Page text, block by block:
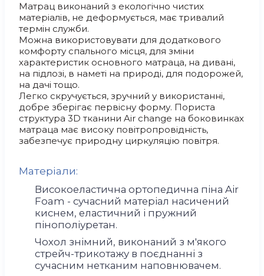
Матрац виконаний з екологічно чистих
матеріалів, не деформується, має тривалий
термін служби.
Можна використовувати для додаткового
комфорту спального місця, для зміни
характеристик основного матраца, на дивані,
на підлозі, в наметі на природі, для подорожей,
на дачі тощо.
Легко скручується, зручний у використанні,
добре зберігає первісну форму. Пориста
структура 3D тканини Air change на боковинках
матраца має високу повітропровідність,
забезпечує природну циркуляцію повітря.
Матеріали:
Високоеластична ортопедична піна Air
Foam - сучасний матеріал насичений
киснем, еластичний і пружний
пінополіуретан.
Чохол знімний, виконаний з м'якого
стрейч-трикотажу в поєднанні з
сучасним нетканим наповнювачем.